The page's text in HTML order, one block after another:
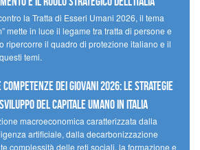
la Tratta di Esseri Umani 2026, il tema
mette in luce il legame tra tratta di persone e
ripercorre il quadro di protezione italiano e il
temi.
COMPETENZE DEI GIOVANI 2026: LE STRATEGIE
DEL CAPITALE UMANO IN ITALIA
macroeconomica caratterizzata dalla
artificiale, dalla decarbonizzazione
complessità delle reti sociali, la formazione e